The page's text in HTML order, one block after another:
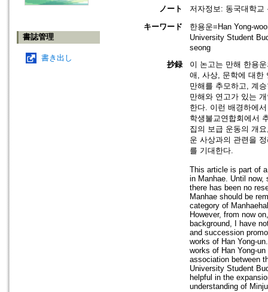
書誌管理
書き出し
ノート
저자정보: 동국대학교
キーワード
한용운=Han Yong-
University Student
seong
抄録
이 논고는 만해 한용
애, 사상, 문학에 대한
만해를 추모하고, 계
만해와 연고가 있는
한다. 이런 배경하에
학생불교연합회에서
집의 보급 운동의 개
운 사상과의 관련을
를 기대한다.
This article is part of
in Manhae. Until now,
there has been no
Manhae should be
category of
However, from now
background, I have
and succession
works of Han Yong-
works of Han Yong-
association between
University Student
helpful in the
understanding of